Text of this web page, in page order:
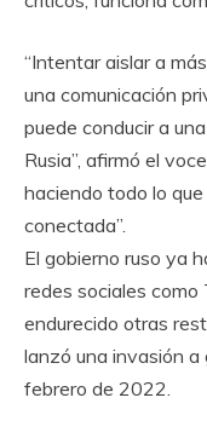
“Intentar aislar a
una comunicación
puede conducir a
Rusia”, afirmó el
haciendo todo lo
conectada”.
El gobierno ruso ya
redes sociales
endurecido otras
lanzó una invasión a
febrero de 2022.